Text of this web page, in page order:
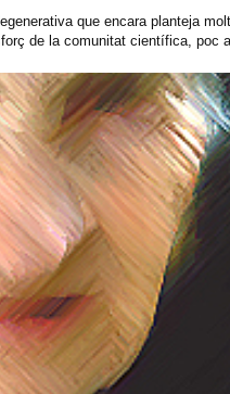
que encara planteja
de la comunitat científica, poc a